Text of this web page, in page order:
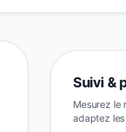
Suivi &
Mesurez le
adaptez